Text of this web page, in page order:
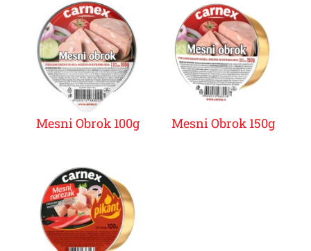
Mesni Obrok 100g Mesni Obrok 150g